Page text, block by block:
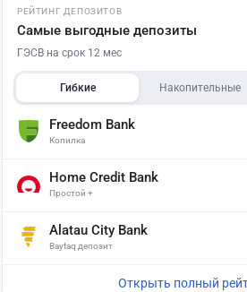
РЕЙТИНГ ДЕПОЗИТОВ
Самые выгодные депозиты
ГЭСВ на срок 12 мес
Гибкие Накопительные
Freedom Bank
Копилка
Home Credit Bank
Простой +
Alatau City Bank
Baytaq депозит
Открыть полный